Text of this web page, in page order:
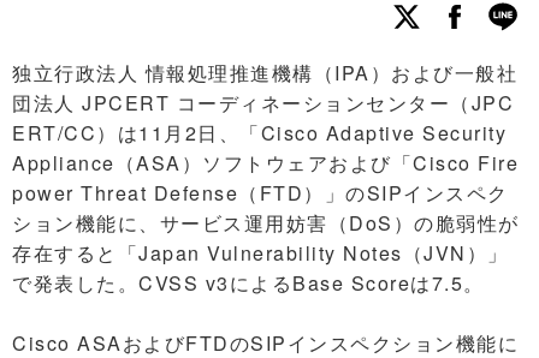
独立行政法人 情報処理推進機構（IPA）および一般社
団法人 JPCERT コーディネーションセンター（JPC
ERT/CC）は11月2日、「Cisco Adaptive Security
Appliance（ASA）ソフトウェアおよび「Cisco Fire
power Threat Defense（FTD）」のSIPインスペク
ション機能に、サービス運用妨害（DoS）の脆弱性が
存在すると「Japan Vulnerability Notes（JVN）」
で発表した。CVSS v3によるBase Scoreは7.5。
Cisco ASAおよびFTDのSIPインスペクション機能に